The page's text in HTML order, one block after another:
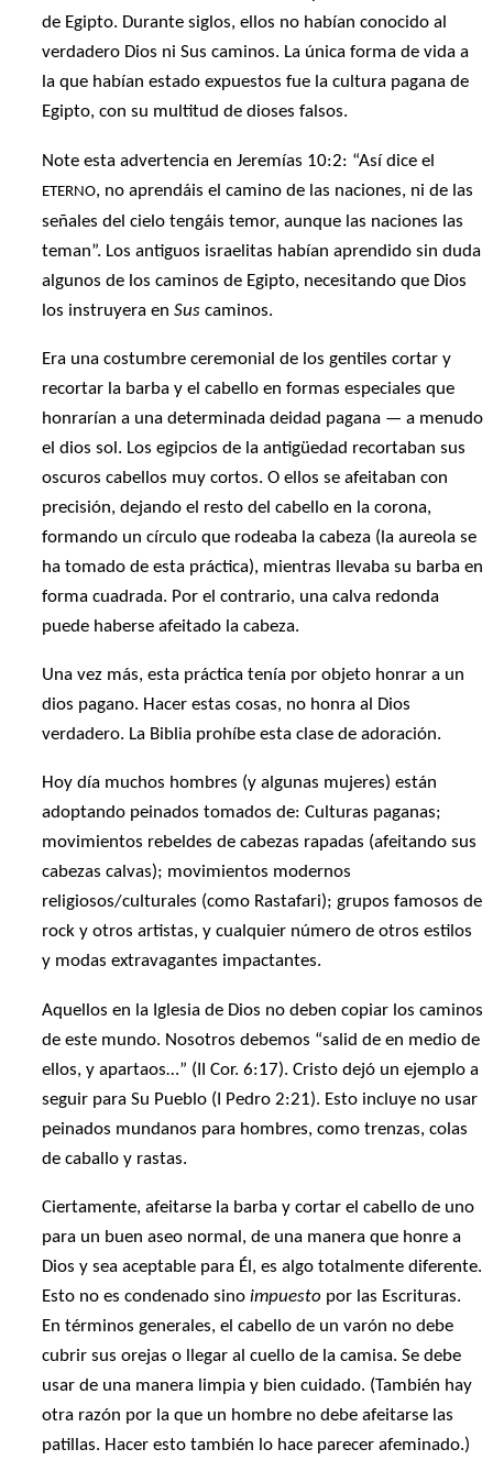
de Egipto. Durante siglos, ellos no habían conocido al
verdadero Dios ni Sus caminos. La única forma de vida a
la que habían estado expuestos fue la cultura pagana de
Egipto, con su multitud de dioses falsos.
Note esta advertencia en Jeremías 10:2: “Así dice el
ETERNO, no aprendáis el camino de las naciones, ni de las
señales del cielo tengáis temor, aunque las naciones las
teman”. Los antiguos israelitas habían aprendido sin duda
algunos de los caminos de Egipto, necesitando que Dios
los instruyera enSus caminos.
Era una costumbre ceremonial de los gentiles cortar y
recortar la barba y el cabello en formas especiales que
honrarían a una determinada deidad pagana — a menudo
el dios sol. Los egipcios de la antigüedad recortaban sus
oscuros cabellos muy cortos. O ellos se afeitaban con
precisión, dejando el resto del cabello en la corona,
formando un círculo que rodeaba la cabeza (la aureola se
ha tomado de esta práctica), mientras llevaba su barba en
forma cuadrada. Por el contrario, una calva redonda
puede haberse afeitado la cabeza.
Una vez más, esta práctica tenía por objeto honrar a un
dios pagano. Hacer estas cosas, no honra al Dios
verdadero. La Biblia prohíbe esta clase de adoración.
Hoy día muchos hombres (y algunas mujeres) están
adoptando peinados tomados de: Culturas paganas;
movimientos rebeldes de cabezas rapadas (afeitando sus
cabezas calvas); movimientos modernos
religiosos/culturales (como Rastafari); grupos famosos de
rock y otros artistas, y cualquier número de otros estilos
y modas extravagantes impactantes.
Aquellos en la Iglesia de Dios no deben copiar los caminos
de este mundo. Nosotros debemos “salid de en medio de
ellos, y apartaos…” (II Cor. 6:17). Cristo dejó un ejemplo a
seguir para Su Pueblo (I Pedro 2:21). Esto incluye no usar
peinados mundanos para hombres, como trenzas, colas
de caballo y rastas.
Ciertamente, afeitarse la barba y cortar el cabello de uno
para un buen aseo normal, de una manera que honre a
Dios y sea aceptable para Él, es algo totalmente diferente.
Esto no es condenado sinoimpuesto por las Escrituras.
En términos generales, el cabello de un varón no debe
cubrir sus orejas o llegar al cuello de la camisa. Se debe
usar de una manera limpia y bien cuidado. (También hay
otra razón por la que un hombre no debe afeitarse las
patillas. Hacer esto también lo hace parecer afeminado.)